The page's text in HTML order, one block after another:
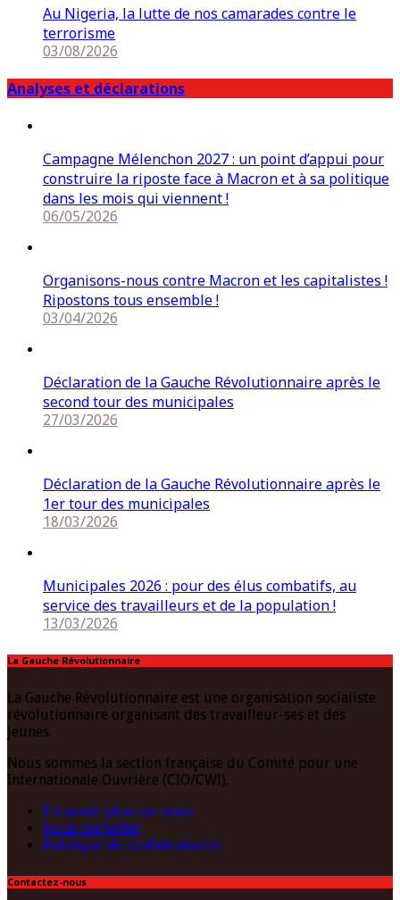
Au Nigeria, la lutte de nos camarades contre le
terrorisme
03/08/2026
Analyses et déclarations
Campagne Mélenchon 2027 : un point d’appui pour
construire la riposte face à Macron et à sa politique
dans les mois qui viennent !
06/05/2026
Organisons-nous contre Macron et les capitalistes !
Ripostons tous ensemble !
03/04/2026
Déclaration de la Gauche Révolutionnaire après le
second tour des municipales
27/03/2026
Déclaration de la Gauche Révolutionnaire après le
1er tour des municipales
18/03/2026
Municipales 2026 : pour des élus combatifs, au
service des travailleurs et de la population !
13/03/2026
La Gauche Révolutionnaire
La Gauche Révolutionnaire est une organisation socialiste
révolutionnaire organisant des travailleur-ses et des
jeunes.
Nous sommes la section française du Comité pour une
Internationale Ouvrière (CIO/CWI).
En savoir plus sur nous
Nous contacter
Politique de confidentialité
Contactez-nous